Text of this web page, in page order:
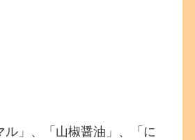
ル」、「山椒醤油」、「に